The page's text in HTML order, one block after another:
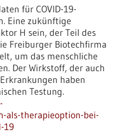
für COVID-19-
Eine zukünftige
H sein, der Teil des
Freiburger Biotechfirma
um das menschliche
Der Wirkstoff, der auch
haben
Testung.
therapieoption-bei-
19